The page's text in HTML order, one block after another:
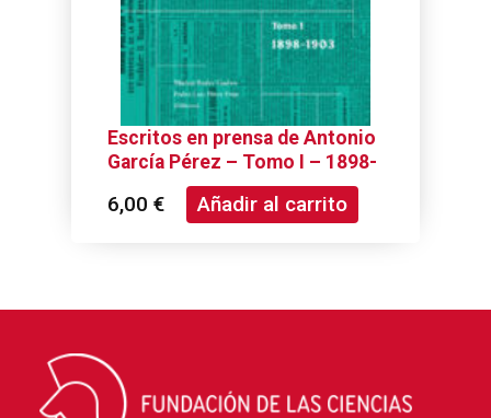
Escritos en prensa de Antonio
García Pérez – Tomo I – 1898-
6,00 € Añadir al carrito